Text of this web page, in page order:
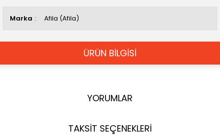
Marka Afila (Afila)
ÜRÜN BİLGİSİ
YORUMLAR
TAKSİT SEÇENEKLERİ